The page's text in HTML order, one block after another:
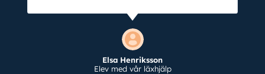
Elsa Henriksson
Elev med vår läxhjälp